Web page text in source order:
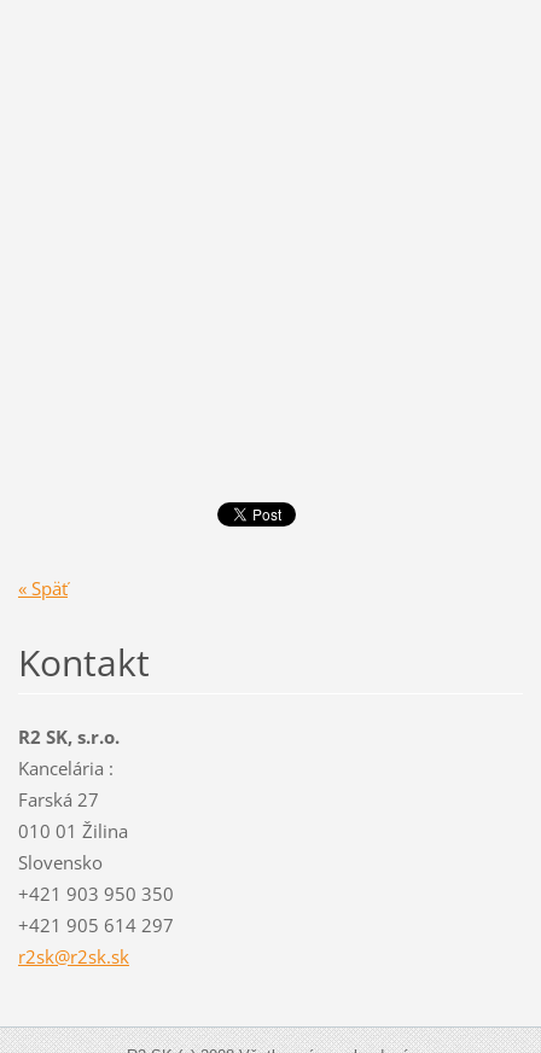
« Späť
Kontakt
R2 SK, s.r.o.
Kancelária :
Farská 27
010 01 Žilina
Slovensko
+421 903 950 350
+421 905 614 297
r2sk@r2sk.sk